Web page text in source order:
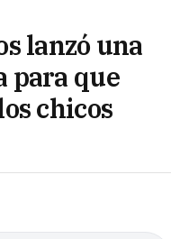
lanzó una
para que
chicos